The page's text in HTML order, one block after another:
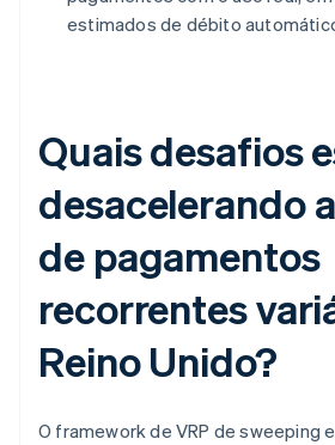
estimados de débito
Quais desafios
desacelerando
de pagamentos
recorrentes
Reino Unido?
O framework de VRP de sweeping